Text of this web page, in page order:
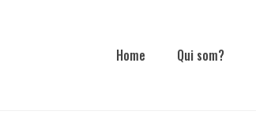
Home Qui som?